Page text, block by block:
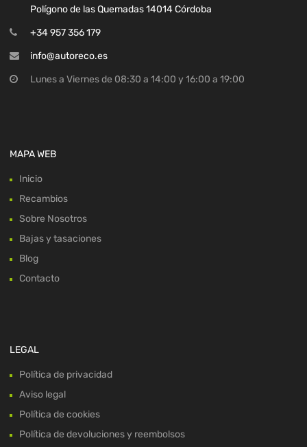
Polígono de las Quemadas 14014 Córdoba
+34 957 356 179
info@autoreco.es
Lunes a Viernes de 08:30 a 14:00 y 16:00 a 19:00
MAPA WEB
Inicio
Recambios
Sobre Nosotros
Bajas y tasaciones
Blog
Contacto
LEGAL
Política de privacidad
Aviso legal
Política de cookies
Política de devoluciones y reembolsos